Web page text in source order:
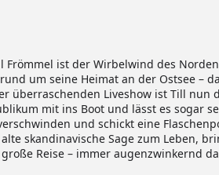
ist der Wirbelwind des
um seine Heimat an der Ostsee –
überraschenden Liveshow ist Till nun
mit ins Boot und lässt es sogar
und schickt eine
skandinavische Sage zum Leben,
Reise – immer augenzwinkernd